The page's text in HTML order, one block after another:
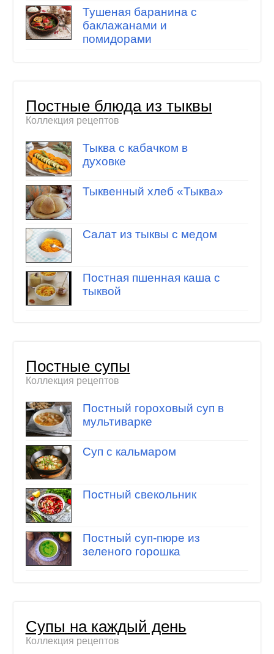
Тушеная баранина с
баклажанами и
помидорами
Постные блюда из тыквы
Коллекция рецептов
Тыква с кабачком в
духовке
Тыквенный хлеб «Тыква»
Салат из тыквы с медом
Постная пшенная каша с
тыквой
Постные супы
Коллекция рецептов
Постный гороховый суп в
мультиварке
Суп с кальмаром
Постный свекольник
Постный суп-пюре из
зеленого горошка
Супы на каждый день
Коллекция рецептов